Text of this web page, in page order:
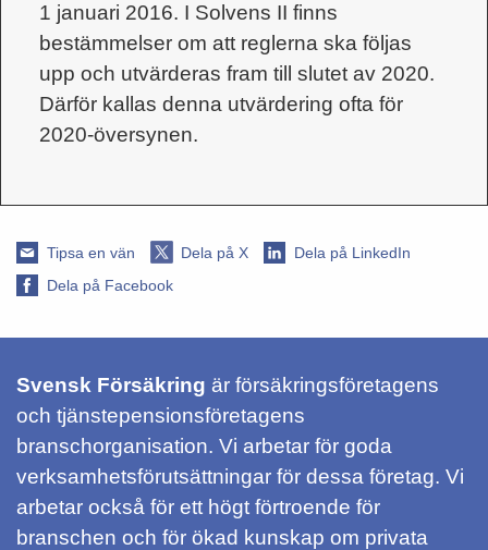
1 januari 2016. I Solvens II finns
bestämmelser om att reglerna ska följas
upp och utvärderas fram till slutet av 2020.
Därför kallas denna utvärdering ofta för
2020-översynen.
Tipsa en vän Dela på X
Dela på LinkedIn
Dela på Facebook
Svensk Försäkring är försäkringsföretagens
och tjänstepensionsföretagens
branschorganisation. Vi arbetar för goda
verksamhetsförutsättningar för dessa företag. Vi
arbetar också för ett högt förtroende för
branschen och för ökad kunskap om privata